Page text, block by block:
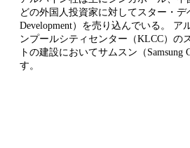
どの外国人投資家に対してスター・デ
Development）を売り込んでいる。 ア
ンプールシティセンター（KLCC）の
トの建設においてサムスン（Samsung
す。